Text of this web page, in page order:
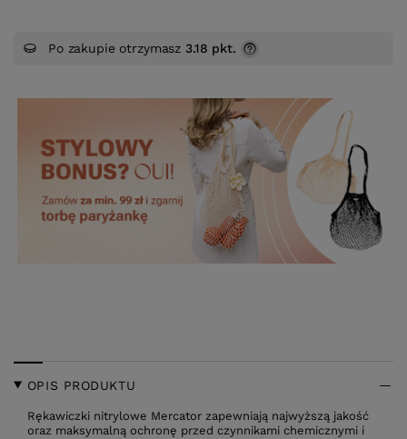
Po zakupie otrzymasz 3.18 pkt.
OPIS PRODUKTU
Rękawiczki nitrylowe Mercator zapewniają najwyższą jakość
oraz maksymalną ochronę przed czynnikami chemicznymi i